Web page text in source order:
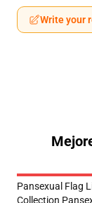
Write your
Pansexual Flag
Collection